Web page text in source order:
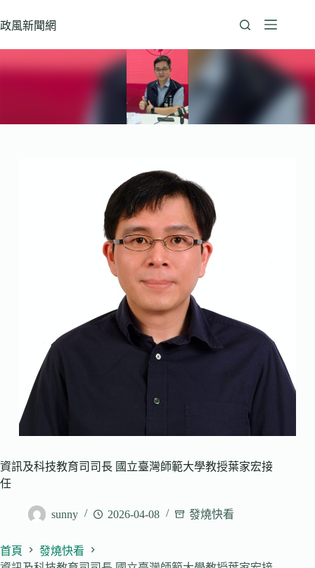
至
政風新聞網
資訊及科技教育司司長 國立臺灣師範大學教授葉家宏接
任
sunny 2026-04-08 發燒快看
首頁
發燒快看